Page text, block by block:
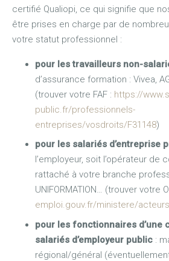
certifié Qualiopi, ce qui signifie que
être prises en charge par de
votre statut professionnel :
pour les travailleurs non-
d’assurance formation : Vivea,
(trouver votre FAF : https://
public.fr/professionnels-
entreprises/vosdroits/F31148)
pour les salariés d’entreprise
l’employeur, soit l’opérateur de
rattaché à votre branche
UNIFORMATION… (trouver votre
emploi.gouv.fr/ministere/
pour les fonctionnaires d’une
salariés d’employeur public:
régional/général